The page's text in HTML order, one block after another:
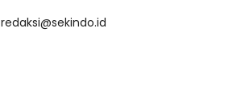
redaksi@sekindo.id